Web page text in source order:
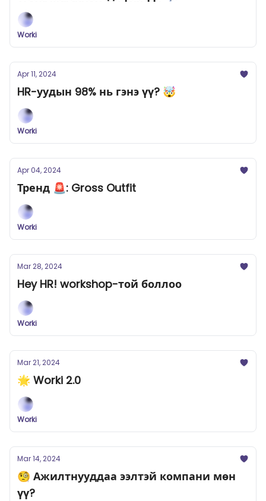
Worki
Apr 11, 2024
HR-уудын 98% нь гэнэ үү? 🤯
Worki
Apr 04, 2024
Тренд 🚨: Gross Outfit
Worki
Mar 28, 2024
Hey HR! workshop-той боллоо
Worki
Mar 21, 2024
🌟 Worki 2.0
Worki
Mar 14, 2024
🧐 Ажилтнууддаа ээлтэй компани мөн
үү?